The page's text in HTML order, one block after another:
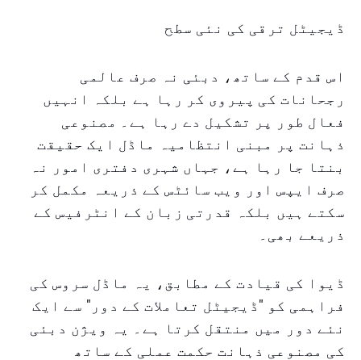
ڈیجیٹل ترقی کی نئی سطح
اس قدم کے ساتھ، دبئی نہ صرف عالمی
رجحانات کی پیروی کر رہا ہے بلکہ انہیں
فعال طور پر تشکیل دے رہا ہے۔ مصنوعی
ذہانت پر مبنی انتظامیہ ماڈل ایک حقیقت
بنتا جا رہا ہے، جہاں شہری دفتری امور نہ
صرف ایپس اور ویب سائٹس کے ذریعہ مکمل کر
سکتے ہیں بلکہ قدرتی زبان کے انٹرفیس کے
ذریعے بھی۔
ڈیوا کی قیادت کے مطابق، یہ ماڈل سروس کی
فراہمی کو "ڈیجیٹل تعاملات کے دور" سے ایک
نئے دور میں منتقل کرتا ہے۔ یہ ویژن دبئی
کی مصنوعی ذہانت حکمت عملی کے ساتھ